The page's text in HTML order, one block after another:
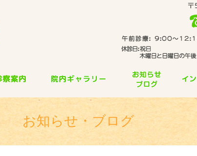
お知らせ・ブログ